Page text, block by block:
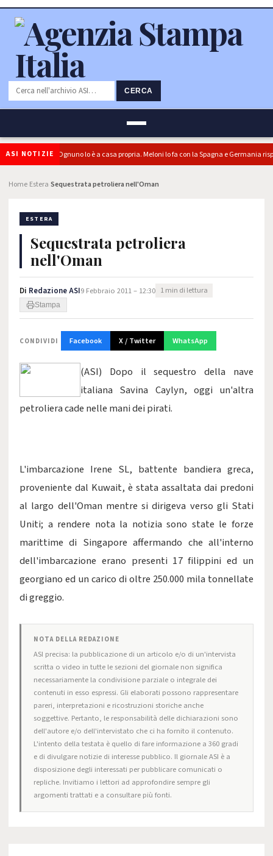
CERCA
ASI NOTIZIE
è boomerang. Ognuno lo è a casa propria. Meloni lo fa con la Spagna e Germania
Home Estera Sequestrata petroliera nell'Oman
ESTERA
Sequestrata petroliera
nell'Oman
Di Redazione ASI9 Febbraio 2011 – 12:30 1 min di lettura
Stampa
CONDIVIDI Facebook X / Twitter WhatsApp
(ASI) Dopo il sequestro della nave
italiana Savina Caylyn, oggi un'altra
petroliera cade nelle mani dei pirati.
L'imbarcazione Irene SL, battente bandiera greca,
proveniente dal Kuwait, è stata assaltata dai predoni
al largo dell'Oman mentre si dirigeva verso gli Stati
Uniti; a rendere nota la notizia sono state le forze
marittime di Singapore affermando che all'interno
dell'imbarcazione erano presenti 17 filippini ed un
georgiano ed un carico di oltre 250.000 mila tonnellate
di greggio.
NOTA DELLA REDAZIONE
ASI precisa: la pubblicazione di un articolo e/o di un'intervista
scritta o video in tutte le sezioni del giornale non significa
necessariamente la condivisione parziale o integrale dei
contenuti in esso espressi. Gli elaborati possono rappresentare
pareri, interpretazioni e ricostruzioni storiche anche
soggettive. Pertanto, le responsabilità delle dichiarazioni sono
dell'autore e/o dell'intervistato che ci ha fornito il contenuto.
L'intento della testata è quello di fare informazione a 360 gradi
e di divulgare notizie di interesse pubblico. Il giornale ASI è a
disposizione degli interessati per pubblicare comunicati o
repliche. Invitiamo i lettori ad approfondire sempre gli
argomenti trattati e a consultare più fonti.